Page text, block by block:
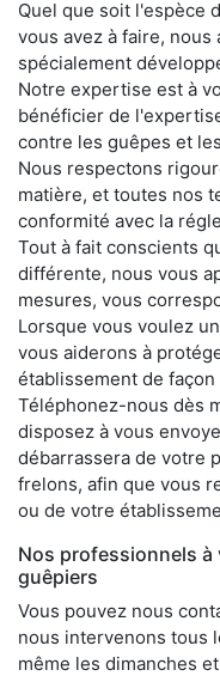
Quel que soit l'espèce
vous avez à faire,
spécialement
Notre expertise est à
bénéficier de
contre les guêpes et
Nous respectons
matière, et toutes nos
conformité avec la
Tout à fait conscients
différente, nous vous
mesures, vous
Lorsque vous voulez
vous aiderons à
établissement de
Téléphonez-nous dès
disposez à vous
débarrassera de votre
frelons, afin que vous
ou de votre
Nos professionnels
guêpiers
Vous pouvez nous
nous intervenons tous
même les dimanches